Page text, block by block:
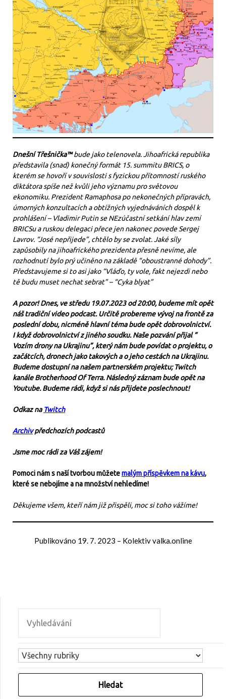
Dnešní Třešnička™bude jako telenovela. Jihoafrická republika
představila (snad) konečný formát 15. summitu BRICS, o
kterém se hovoří v souvislosti s fyzickou přítomností ruského
diktátora spíše než kvůli jeho významu pro světovou
ekonomiku. Prezident Ramaphosa po nekonečných přípravách,
úmorných konzultacích a obtížných vyjednáváních dospěl k
prohlášení – Vladimir Putin se NEzúčastní setkání hlav zemí
BRICSu a ruskou delegaci přece jen nakonec povede Sergej
Lavrov. “José nepřijede”, chtělo by se zvolat. Jaké síly
zapůsobily na jihoafrického prezidenta přesně nevíme, ale
rozhodnutí bylo prý učiněno na základě “oboustranné dohody”.
Představujeme si to asi jako “Vláďo, ty vole, fakt nejezdi nebo
tě budu muset nechat sebrat” – “Cyka blyat”
A pozor! Dnes, ve středu 19.07.2023 od 20:00, budeme mít opět
náš tradiční video podcast. Určitě probereme vývoj na frontě za
poslední dobu, nicméně hlavní téma bude opět dobrovolnictví.
I když dobrovolnictví z jiného soudku. Naše pozvání přijal “
Vozím drony na Ukrajinu”, který nám bude povídat o projektu, o
začátcích, dronech jako takových a o jeho cestách na Ukrajinu.
Budeme dostupní na našem partnerském projektu; Twitch
kanále Brotherhood Of Terra. Následný záznam bude opět na
Youtube. Budeme rádi, když si nás přijdete poslechnout!
Odkaz na Twitch
Archivpředchozích podcastů
Jsme moc rádi za Váš zájem!
Pomoci nám s naší tvorbou můžetemalým příspěvkem na kávu,
které se nebojíme a na množství nehledíme!
Děkujeme všem, kteří nám již přispěli, moc si toho vážíme!
Publikováno 19. 7. 2023 – Kolektiv valka.online